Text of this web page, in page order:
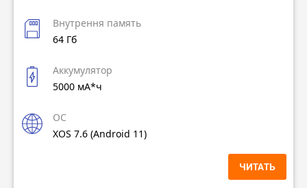
Внутрення память
64 Гб
Аккумулятор
5000 мА*ч
ОС
XOS 7.6 (Android 11)
ЧИТАТЬ